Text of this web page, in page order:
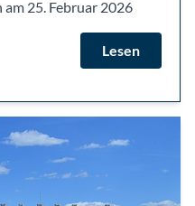
25. Februar 2026
Lesen